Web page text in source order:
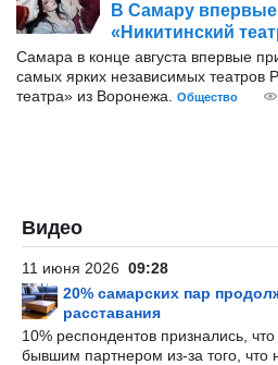
В Самару впервые
«Никитинский
Самара в конце августа впервые
самых ярких независимых театров
театра» из Воронежа.
Общество
Видео
11 июня 2026 09:28
20% самарских пар
расставания
10% респондентов признались,
бывшим партнером из-за того, что